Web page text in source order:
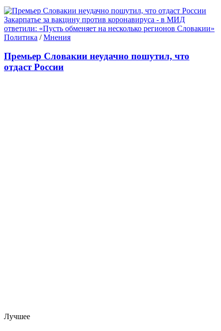
Политика /Мнения
Премьер Словакии неудачно пошутил, что
отдаст России
Лучшее